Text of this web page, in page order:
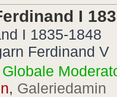
I
I 1835-1848
Ferdinand V
Globale
, Galeriedamin